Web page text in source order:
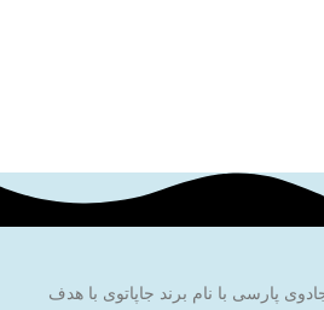
پارسی با نام برند جاپاتوی با هدف